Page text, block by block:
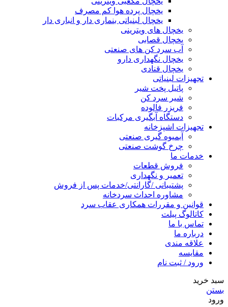
یخچال پرده هوا کم مصرف
یخچال لبنیاتی بنماری دار و انباری دار
یخچال های ویترینی
یخچال قصابی
آب سرد کن های صنعتی
یخچال نگهداری دارو
یخچال قنادی
تجهیزات لبنیاتی
پاتیل پخت شیر
شیر سرد کن
فریزر فالوده
دستگاه آبگیری مرکبات
تجهیزات اشپزخانه
آبمیوه گیری صنعتی
چرخ گوشت صنعتی
خدمات ما
فروش قطعات
تعمیر و نگهداری
پشتیبانی /گارانتی/خدمات پس از فروش
مشاوره احداث سردخانه
قوانین و مقررات همکاری عقاب سرد
کاتالوگ پیلت
تماس با ما
درباره ما
علاقه مندی
مقایسه
ورود / ثبت نام
سبد خرید
بستن
ورود